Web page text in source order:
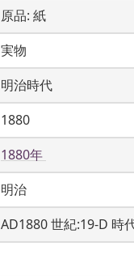
原品: 紙
実物
明治時代
1880
1880年
明治
AD1880 世紀:19-D 時